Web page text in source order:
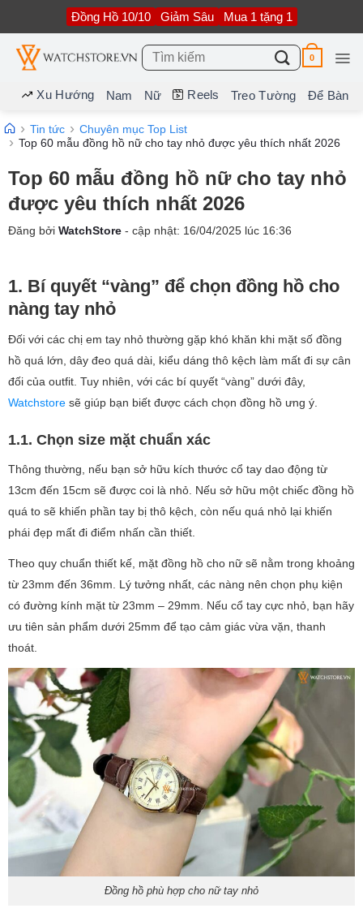
nội
dung
Đồng Hồ 10/10 Giảm Sâu Mua 1 tặng 1
Tìm
kiếm:
0
Xu Hướng Nam Nữ Reels Treo Tường Để Bàn
Tin tức
Chuyên mục Top List
Top 60 mẫu đồng hồ nữ cho tay nhỏ được yêu thích nhất 2026
Top 60 mẫu đồng hồ nữ cho tay nhỏ
được yêu thích nhất 2026
Đăng bởi WatchStore - cập nhật: 16/04/2025 lúc 16:36
1. Bí quyết “vàng” để chọn đồng hồ cho
nàng tay nhỏ
Đối với các chị em tay nhỏ thường gặp khó khăn khi mặt số đồng
hồ quá lớn, dây đeo quá dài, kiểu dáng thô kệch làm mất đi sự cân
đối của outfit. Tuy nhiên, với các bí quyết “vàng” dưới đây,
Watchstore sẽ giúp bạn biết được cách chọn đồng hồ ưng ý.
1.1. Chọn size mặt chuẩn xác
Thông thường, nếu bạn sở hữu kích thước cổ tay dao động từ
13cm đến 15cm sẽ được coi là nhỏ. Nếu sở hữu một chiếc đồng hồ
quá to sẽ khiến phần tay bị thô kệch, còn nếu quá nhỏ lại khiến
phái đẹp mất đi điểm nhấn cần thiết.
Theo quy chuẩn thiết kế, mặt đồng hồ cho nữ sẽ nằm trong khoảng
từ 23mm đến 36mm. Lý tưởng nhất, các nàng nên chọn phụ kiện
có đường kính mặt từ 23mm – 29mm. Nếu cổ tay cực nhỏ, bạn hãy
ưu tiên sản phẩm dưới 25mm để tạo cảm giác vừa vặn, thanh
thoát.
Đồng hồ phù hợp cho nữ tay nhỏ